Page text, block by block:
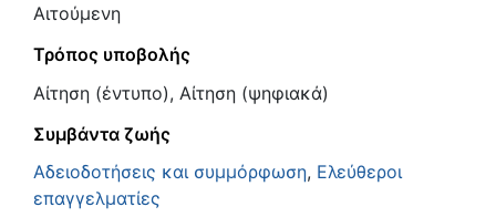
Αιτούμενη
Τρόπος υποβολής
Αίτηση (έντυπο), Αίτηση (ψηφιακά)
Συμβάντα ζωής
Αδειοδοτήσεις και συμμόρφωση, Ελεύθεροι
επαγγελματίες